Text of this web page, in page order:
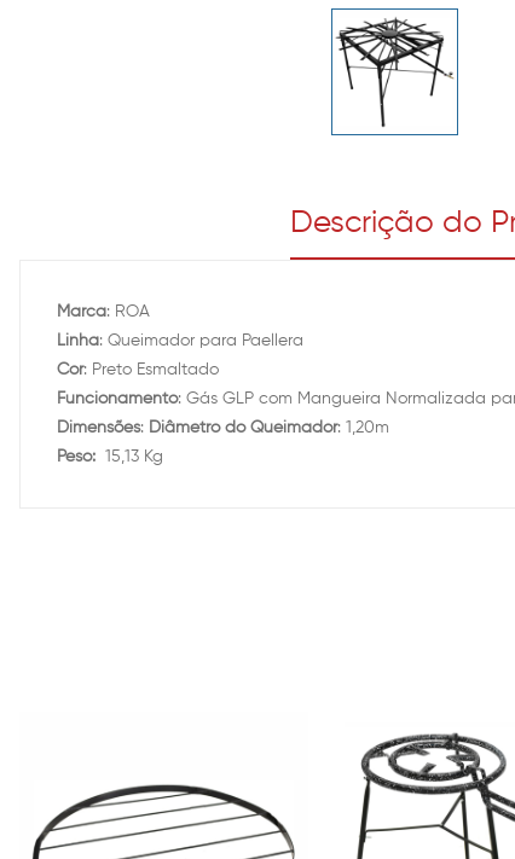
Descrição do
Marca: ROA
Linha: Queimador para Paellera
Cor: Preto Esmaltado
Funcionamento: Gás GLP com Mangueira Normalizada
Dimensões: Diâmetro do Queimador: 1,20m
Peso: 15,13 Kg